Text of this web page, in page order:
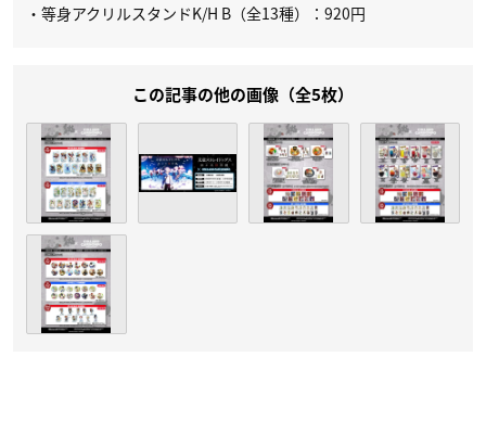
・等身アクリルスタンドK/H B（全13種）：920円
この記事の他の画像（全5枚）